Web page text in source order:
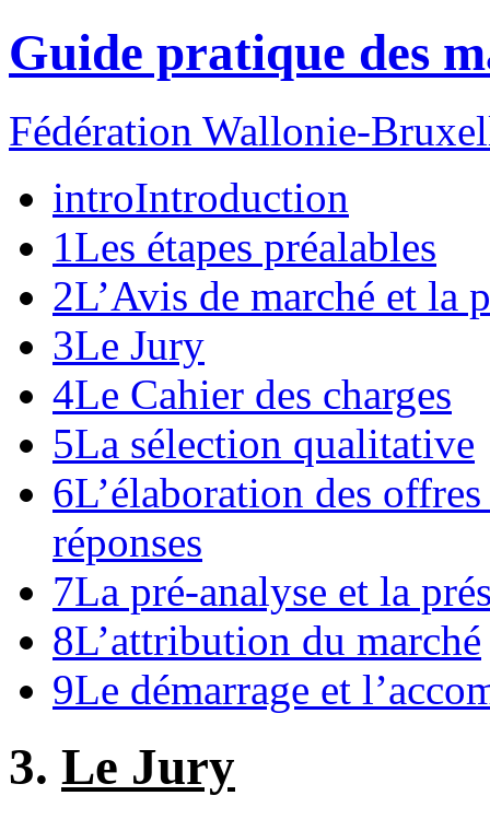
Guide pratique des
Fédération Wallonie-
introIntroduction
1Les étapes préalables
2L’Avis de marché et la
3Le Jury
4Le Cahier des charges
5La sélection qualitative
6L’élaboration des
réponses
7La pré-analyse et la
8L’attribution du marché
9Le démarrage et
3. Le Jury